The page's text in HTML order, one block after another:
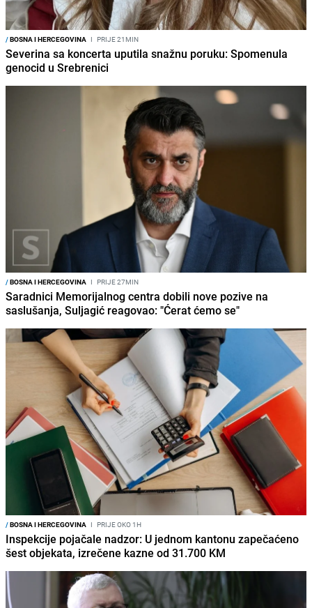
/BOSNA I HERCEGOVINA I PRIJE 21MIN
Severina sa koncerta uputila snažnu poruku: Spomenula
genocid u Srebrenici
/BOSNA I HERCEGOVINA I PRIJE 27MIN
Saradnici Memorijalnog centra dobili nove pozive na
saslušanja, Suljagić reagovao: "Ćerat ćemo se"
/BOSNA I HERCEGOVINA I PRIJE OKO 1H
Inspekcije pojačale nadzor: U jednom kantonu zapečaćeno
šest objekata, izrečene kazne od 31.700 KM